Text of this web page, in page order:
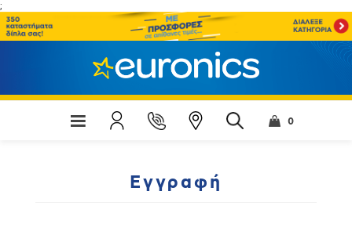
;
0
Εγγραφή